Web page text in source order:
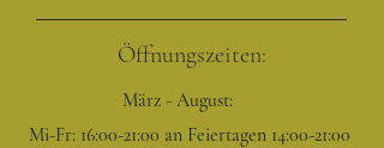
Öffnungszeiten:
März - August:
Mi-Fr: 16:00-21:00 an Feiertagen 14:00-21:00